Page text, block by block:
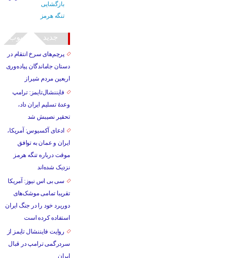
جدید محبوب
پرچم‌های سرخ انتقام در
دستان جاماندگان پیاده‌وری
اربعین مردم شیراز
فایننشال‌تایمز: ترامپ
وعدۀ تسلیم ایران داد،
تحقیر نصیبش شد
ادعای آکسیوس: آمریکا،
ایران و عمان به توافق
موقت درباره تنگه هرمز
نزدیک شده‌اند
سی بی اس نیوز: آمریکا
تقریبا تمامی موشک‌های
دوربرد خود را در جنگ ایران
استفاده کرده است
روایت فایننشال تایمز از
سردرگمی ترامپ در قبال
ایران